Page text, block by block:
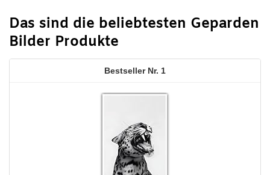
Das sind die beliebtesten Geparden
Bilder Produkte
1